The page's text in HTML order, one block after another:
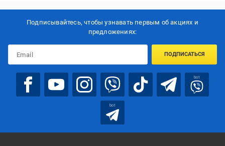
Подписывайтесь, чтобы узнавать первым об акцияx и
предложениях:
ПОДПИСАТЬСЯ
bot
bot